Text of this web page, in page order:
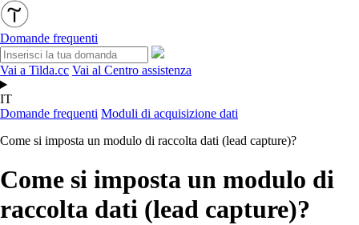
Domande frequenti
Vai a Tilda.cc Vai al Centro assistenza
IT
Domande frequenti Moduli di acquisizione dati
Come si imposta un modulo di raccolta dati (lead capture)?
Come si imposta un modulo di
raccolta dati (lead capture)?